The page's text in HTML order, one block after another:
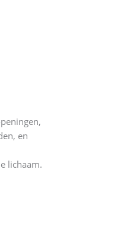
en
lichaam.